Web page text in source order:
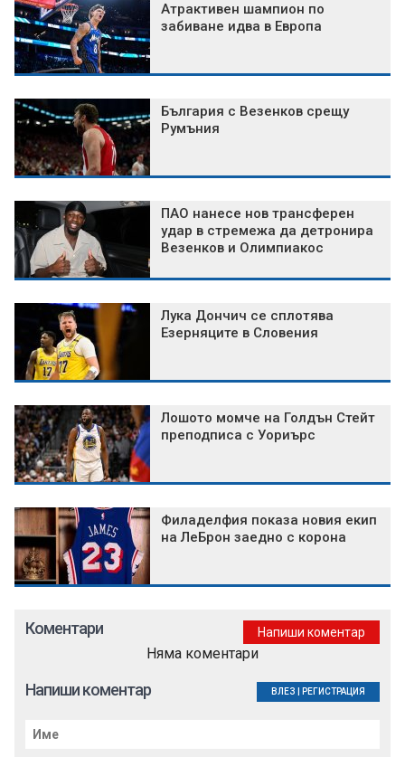
Атрактивен шампион по
забиване идва в Европа
България с Везенков срещу
Румъния
ПАО нанесе нов трансферен
удар в стремежа да детронира
Везенков и Олимпиакос
Лука Дончич се сплотява
Езерняците в Словения
Лошото момче на Голдън Стейт
преподписа с Уориърс
Филаделфия показа новия екип
на ЛеБрон заедно с корона
Коментари Напиши коментар
Няма коментари
Напиши коментар ВЛЕЗ РЕГИСТРАЦИЯ